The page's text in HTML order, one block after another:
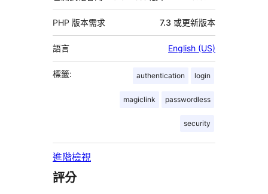
PHP 版本需求 7.3 或更新版本
語言 English (US)
標籤: authentication login
magiclink passwordless
security
進階檢視
評分